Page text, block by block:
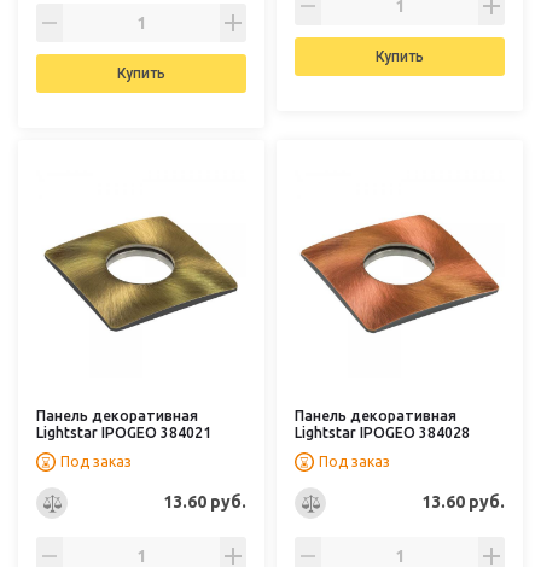
Купить
Купить
Панель декоративная
Lightstar IPOGEO 384021
Под заказ
13.60 руб.
Панель декоративная
Lightstar IPOGEO 384028
Под заказ
13.60 руб.